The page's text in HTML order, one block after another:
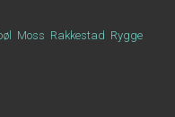
Moss Rakkestad Rygge